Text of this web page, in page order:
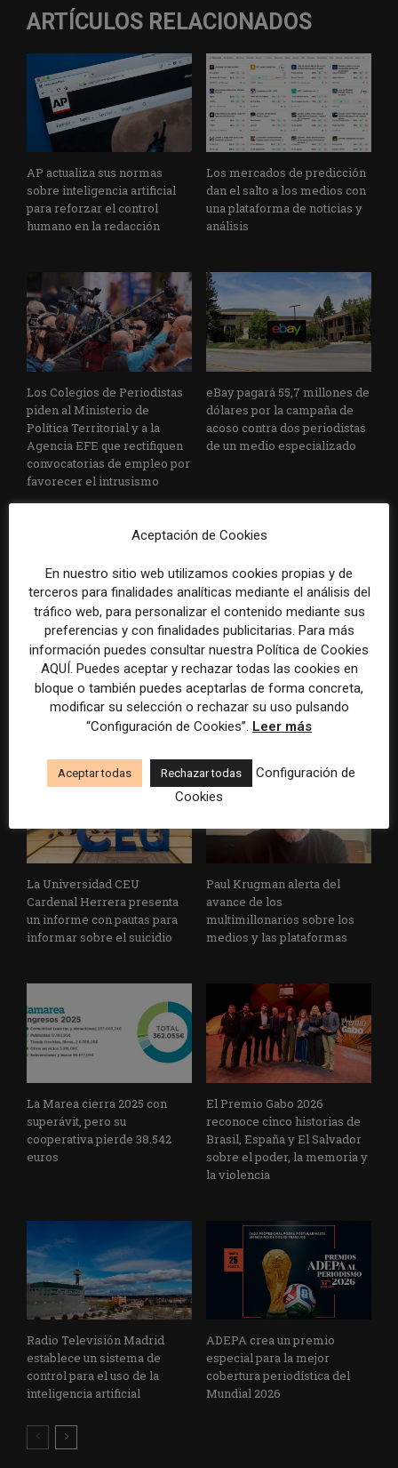
ARTÍCULOS RELACIONADOS
AP actualiza sus normas
sobre inteligencia artificial
para reforzar el control
humano en la redacción
Los mercados de predicción
dan el salto a los medios con
una plataforma de noticias y
análisis
Los Colegios de Periodistas
piden al Ministerio de
Política Territorial y a la
Agencia EFE que rectifiquen
convocatorias de empleo por
favorecer el intrusismo
eBay pagará 55,7 millones de
dólares por la campaña de
acoso contra dos periodistas
de un medio especializado
EFE publica una guía para
integrar la inteligencia
artificial en sus procesos
informativos con supervisión
Substack incorpora una
herramienta que estima
cuánto contenido ha sido
escrito con inteligencia
artificial
La Universidad CEU
Cardenal Herrera presenta
un informe con pautas para
informar sobre el suicidio
Paul Krugman alerta del
avance de los
multimillonarios sobre los
medios y las plataformas
La Marea cierra 2025 con
superávit, pero su
cooperativa pierde 38.542
euros
El Premio Gabo 2026
reconoce cinco historias de
Brasil, España y El Salvador
sobre el poder, la memoria y
la violencia
Radio Televisión Madrid
establece un sistema de
control para el uso de la
inteligencia artificial
ADEPA crea un premio
especial para la mejor
cobertura periodística del
Mundial 2026
Aceptación de Cookies
En nuestro sitio web utilizamos cookies propias y de
terceros para finalidades analíticas mediante el análisis del
tráfico web, para personalizar el contenido mediante sus
preferencias y con finalidades publicitarias. Para más
información puedes consultar nuestra Política de Cookies
AQUÍ. Puedes aceptar y rechazar todas las cookies en
bloque o también puedes aceptarlas de forma concreta,
modificar su selección o rechazar su uso pulsando
“Configuración de Cookies”. Leer más
Aceptar todas Rechazar todas
Configuración de
Cookies